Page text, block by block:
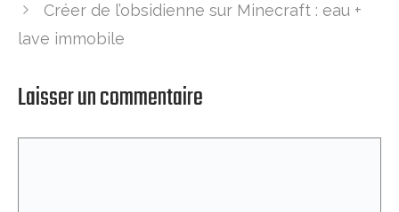
Créer de l’obsidienne sur Minecraft : eau +
lave immobile
Laisser un commentaire